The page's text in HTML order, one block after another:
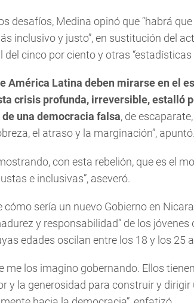
desafíos, Medina opinó que “habrá
inclusivo y justo”, en sustitución del
cinco por ciento y otras “estadísticas
América Latina deben mirarse en el
crisis profunda, irreversible, estalló
de una democracia falsa, de
el atraso y la marginación”, apuntó.
con esta rebelión, que es el
e inclusivas”, aseveró.
cómo sería un nuevo Gobierno en
y responsabilidad” de los
edades oscilan entre los 18 y los 25
me los imagino gobernando. Ellos
y la generosidad para construir y dirigir